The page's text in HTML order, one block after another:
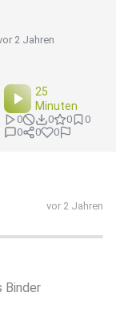
2 Jahren
25
Minuten
0 0 0
0
0
0 0
vor 2 Jahren
Binder